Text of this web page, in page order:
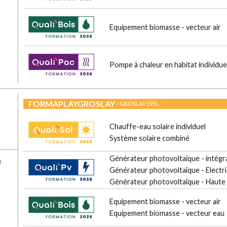
Equipement biomasse - vecteur air
Pompe à chaleur en habitat
FORMAPLAYGROSLAY - GROSLAY (95)
Chauffe-eau solaire individuel
Système solaire combiné
Générateur photovoltaïque -
Générateur photovoltaïque -
Générateur photovoltaïque - Haute
Equipement biomasse - vecteur air
Equipement biomasse - vecteur eau